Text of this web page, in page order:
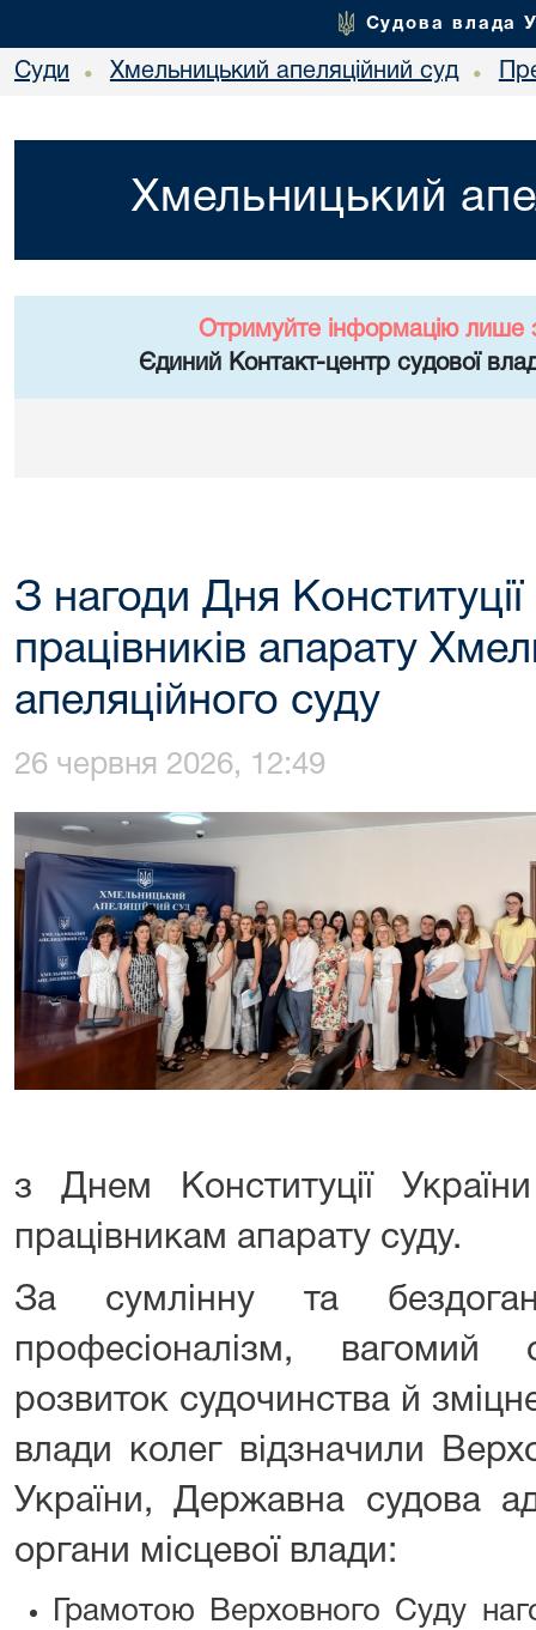
Судова влада
Суди • Хмельницький апеляційний суд •
Хмельницький
Отримуйте інформацію лише
Єдиний Контакт-центр судової
З нагоди Дня Конституції
працівників апарату
апеляційного суду
26 червня 2026, 12:49
з Днем Конституції
працівникам апарату суду.
За сумлінну та
професіоналізм,
розвиток судочинства й
влади колег відзначили
України, Державна судова
органи місцевої влади:
Грамотою Верховного Суду